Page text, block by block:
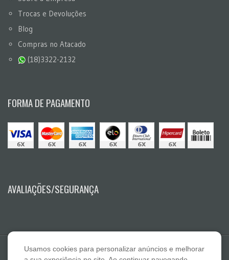
Trocas e Devoluções
Blog
Compras no Atacado
(18)3322-2132
FORMA DE PAGAMENTO
AVALIAÇÕES/SEGURANÇA
Usamos cookies para personalizar anúncios e melhorar